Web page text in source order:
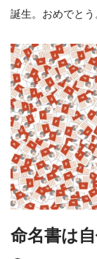
誕生。おめでとう
命名書は